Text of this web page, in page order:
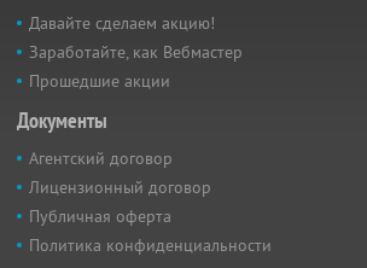
Давайте сделаем акцию!
Заработайте, как Вебмастер
Прошедшие акции
Документы
Агентский договор
Лицензионный договор
Публичная оферта
Политика конфиденциальности